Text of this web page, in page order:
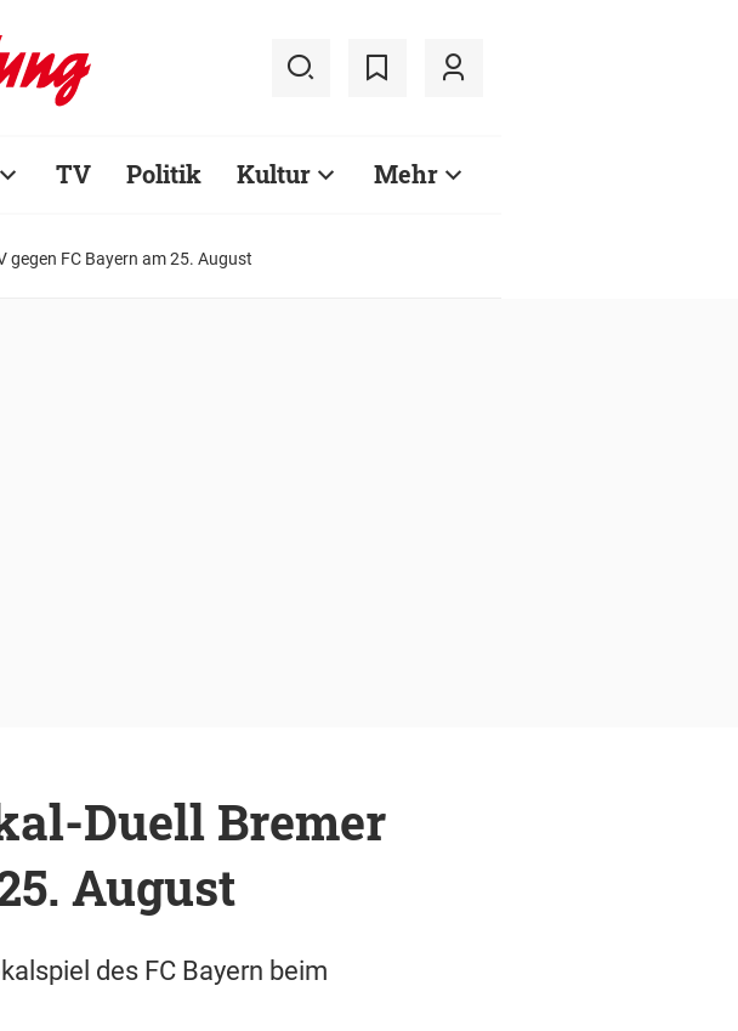
TV Politik Kultur Mehr
gegen FC Bayern am 25. August
Duell Bremer
August
des FC Bayern beim